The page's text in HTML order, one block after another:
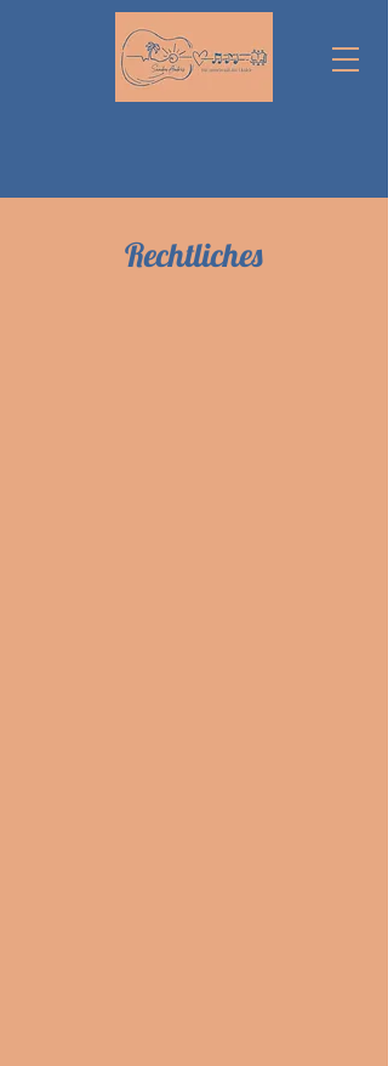
Rechtliches